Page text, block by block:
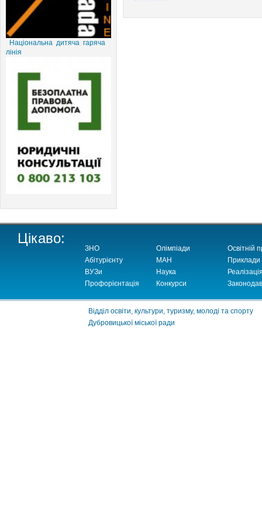
Національна дитяча гаряча
лінія
Цікаво:
ЗНО
Абітурієнту
ВУЗи
Профорієнтація
Олімпіади
МАН
Наука
Конкурси
Освітній
Приклади
Відділ освіти, культури, туризму, молоді та спорту
Дубровицької міської ради